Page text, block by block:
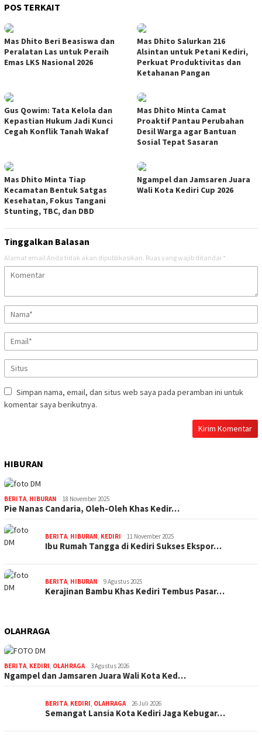
POS TERKAIT
Mas Dhito Beri Beasiswa dan
Peralatan Las untuk Peraih
Emas LKS Nasional 2026
Mas Dhito Salurkan 216
Alsintan untuk Petani Kediri,
Perkuat Produktivitas dan
Ketahanan Pangan
Gus Qowim: Tata Kelola dan
Kepastian Hukum Jadi Kunci
Cegah Konflik Tanah Wakaf
Mas Dhito Minta Camat
Proaktif Pantau Perubahan
Desil Warga agar Bantuan
Sosial Tepat Sasaran
Mas Dhito Minta Tiap
Kecamatan Bentuk Satgas
Kesehatan, Fokus Tangani
Stunting, TBC, dan DBD
Ngampel dan Jamsaren Juara
Wali Kota Kediri Cup 2026
Tinggalkan Balasan
Alamat email Anda tidak akan dipublikasikan. Ruas yang wajib ditandai *
Simpan nama, email, dan situs web saya pada peramban ini untuk
komentar saya berikutnya.
HIBURAN
BERITA, HIBURAN 18 November 2025
Pie Nanas Candaria, Oleh-Oleh Khas Kedir…
BERITA, HIBURAN, KEDIRI 11 November 2025
Ibu Rumah Tangga di Kediri Sukses Ekspor…
BERITA, HIBURAN 9 Agustus 2025
Kerajinan Bambu Khas Kediri Tembus Pasar…
OLAHRAGA
BERITA, KEDIRI, OLAHRAGA 3 Agustus 2026
Ngampel dan Jamsaren Juara Wali Kota Ked…
BERITA, KEDIRI, OLAHRAGA 26 Juli 2026
Semangat Lansia Kota Kediri Jaga Kebugar…